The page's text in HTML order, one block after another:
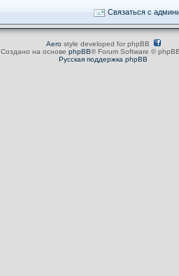
Связаться с
Aerostyle developed for phpBB
Создано на основе phpBB® Forum Software ©
Русская поддержка phpBB